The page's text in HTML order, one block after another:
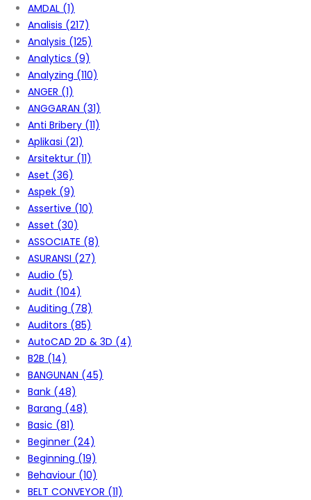
AMDAL (1)
Analisis (217)
Analysis (125)
Analytics (9)
Analyzing (110)
ANGER (1)
ANGGARAN (31)
Anti Bribery (11)
Aplikasi (21)
Arsitektur (11)
Aset (36)
Aspek (9)
Assertive (10)
Asset (30)
ASSOCIATE (8)
ASURANSI (27)
Audio (5)
Audit (104)
Auditing (78)
Auditors (85)
AutoCAD 2D & 3D (4)
B2B (14)
BANGUNAN (45)
Bank (48)
Barang (48)
Basic (81)
Beginner (24)
Beginning (19)
Behaviour (10)
BELT CONVEYOR (11)